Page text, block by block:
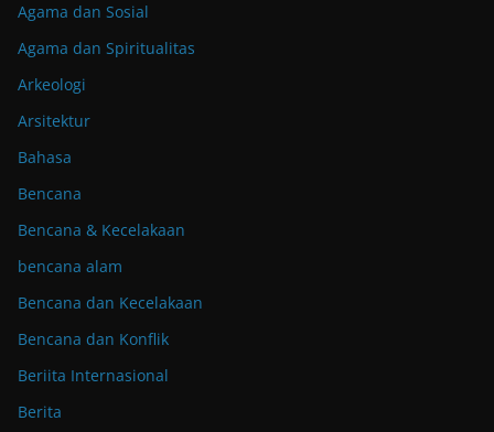
Agama dan Sosial
Agama dan Spiritualitas
Arkeologi
Arsitektur
Bahasa
Bencana
Bencana & Kecelakaan
bencana alam
Bencana dan Kecelakaan
Bencana dan Konflik
Beriita Internasional
Berita